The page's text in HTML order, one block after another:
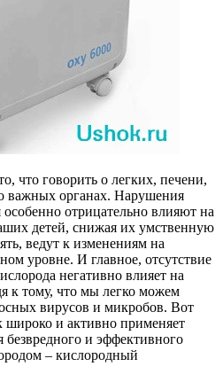
что говорить о легких, печени,
важных органах. Нарушения
отрицательно влияют на
детей, снижая их умственную
ведут к изменениям на
уровне. И главное, отсутствие
негативно влияет на
к тому, что мы легко можем
вирусов и микробов. Вот
широко и активно применяет
безвредного и эффективного
– кислородный